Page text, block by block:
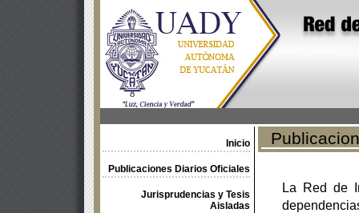
Inicio
Publicaciones Diarios Oficiales
Jurisprudencias y Tesis
Aisladas
La Red de